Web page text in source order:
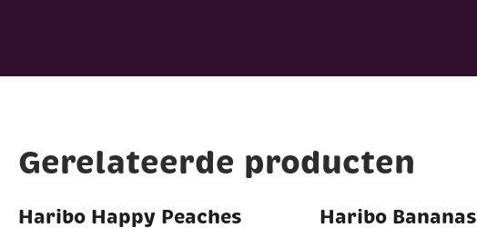
Gerelateerde producten
Haribo Happy Peaches Haribo Bananas